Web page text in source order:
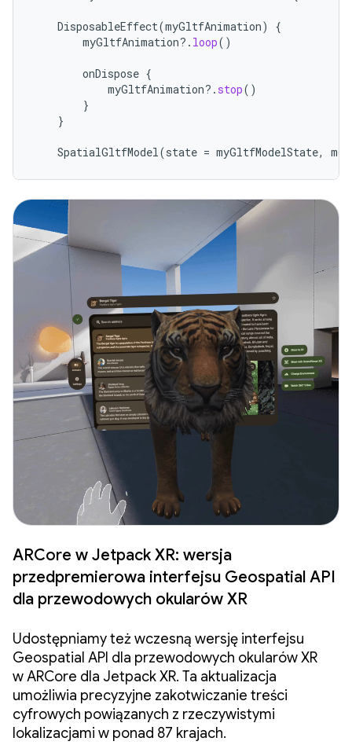
DisposableEffect(myGltfAnimation)
{
myGltfAnimation?. loop()
onDispose {
myGltfAnimation?. stop()
}
}
SpatialGltfModel(state = myGltfModelState,
ARCore w Jetpack XR: wersja
przedpremierowa interfejsu Geospatial API
dla przewodowych okularów XR
Udostępniamy też wczesną wersję interfejsu
Geospatial API dla przewodowych okularów XR
w ARCore dla Jetpack XR. Ta aktualizacja
umożliwia precyzyjne zakotwiczanie treści
cyfrowych powiązanych z rzeczywistymi
lokalizacjami w ponad 87 krajach.